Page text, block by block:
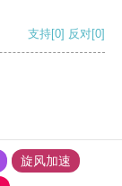
支持[0] 反对[0]
旋风加速